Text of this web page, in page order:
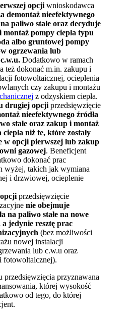
opcji wnioskodawca
demontaż nieefektywnego
na paliwo stałe oraz decyduje
montaż pompy ciepła typu
albo gruntowej pompy
ogrzewania lub
Dodatkowo w ramach
też dokonać m.in. zakupu i
fotowoltaicznej, ocieplenia
czy zakupu i montażu
z odzyskiem ciepła.
drugiej opcji przedsięwzięcie
nieefektywnego źródła
stałe oraz zakup i montaż
ciepła niż te, które zostały
w opcji pierwszej lub zakup
gazowej. Beneficjent
dokonać prac
wyżej, takich jak wymiana
i drzwiowej, ocieplenie
przedsięwzięcie
nie obejmuje
na paliwo stałe na nowe
a jedynie resztę prac
(bez możliwości
nowej instalacji
lub c.w.u oraz
fotowoltaicznej).
przedsięwzięcia przyznawana
której wysokość
od tego, do której